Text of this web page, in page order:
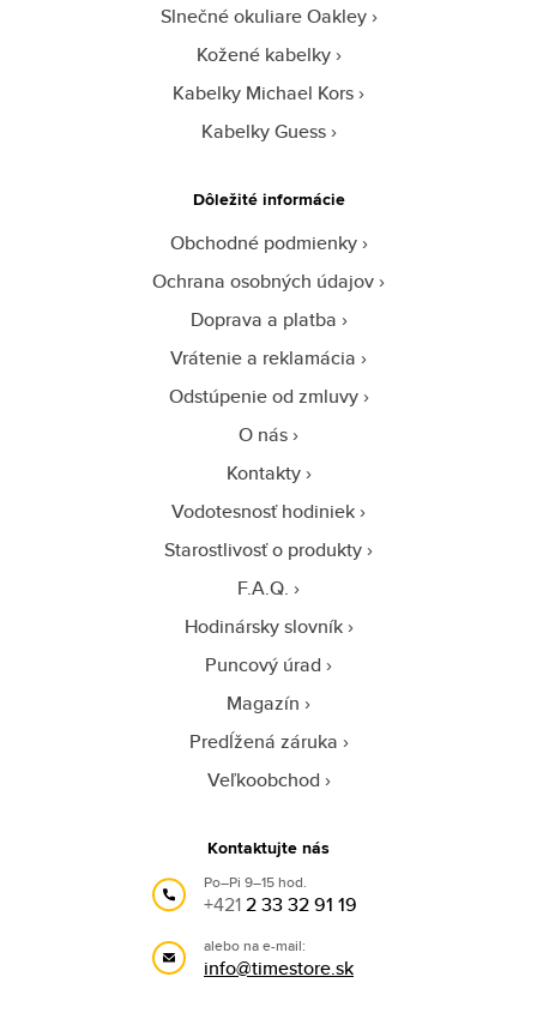
Slnečné okuliare Oakley
Kožené kabelky
Kabelky Michael Kors
Kabelky Guess
Dôležité informácie
Obchodné podmienky
Ochrana osobných údajov
Doprava a platba
Vrátenie a reklamácia
Odstúpenie od zmluvy
O nás
Kontakty
Vodotesnosť hodiniek
Starostlivosť o produkty
F.A.Q.
Hodinársky slovník
Puncový úrad
Magazín
Predĺžená záruka
Veľkoobchod
Kontaktujte nás
Po–Pi 9–15 hod.
+4212 33 32 91 19
alebo na e-mail:
info@timestore.sk